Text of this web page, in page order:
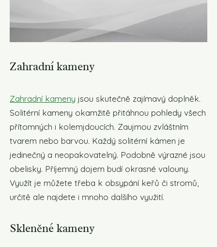
Zahradní kameny
Zahradní kameny jsou skutečně zajímavý doplněk.
Solitérní kameny okamžitě přitáhnou pohledy všech
přítomných i kolemjdoucích. Zaujmou zvláštním
tvarem nebo barvou. Každý solitérní kámen je
jedinečný a neopakovatelný. Podobně výrazné jsou
obelisky. Příjemný dojem budí okrasné valouny.
Využít je můžete třeba k obsypání keřů či stromů,
určitě ale najdete i mnoho dalšího využití.
Skleněné kameny